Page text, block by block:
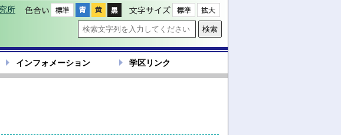
色合い 文字サイズ
所
インフォメーション 学区リンク